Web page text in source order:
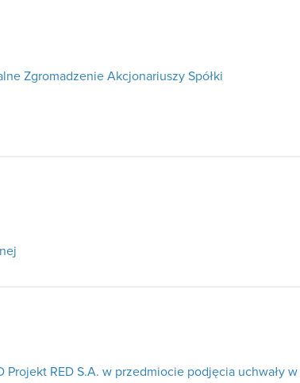
Zgromadzenie Akcjonariuszy Spółki
RED S.A. w przedmiocie podjęcia uchwały w